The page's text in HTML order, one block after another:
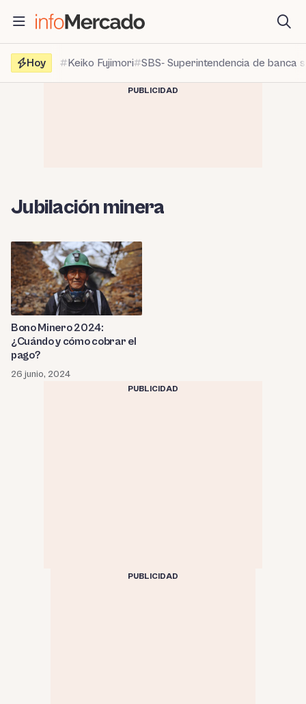
contenido
Hoy
Keiko Fujimori SBS- Superintendencia de banca
PUBLICIDAD
Jubilación minera
Bono Minero 2024:
¿Cuándo y cómo cobrar el
pago?
26 junio, 2024
PUBLICIDAD
PUBLICIDAD